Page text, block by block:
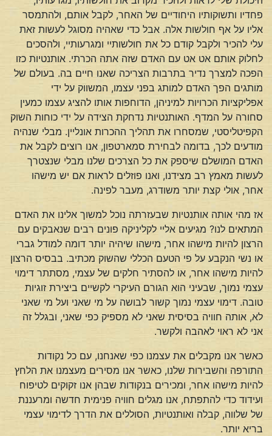
פחדיו ותשוקותיו היחודיים של האחר, לקבל אותם, ולהתמסר
אליו על אף חולשות אלה. אבל כדי שאהיה מסוגל לעשות זאת
עלי להכיר ולקבל קודם כל את חולשותיי ומגרעותיי, ולהסכים
לחלוק אותם אט אט עם האדם שזה אתה הכרתי. אותנטיות כזו
הפכה למצרך נדיר בתרבות הצריכה שאנו חיים בה. בעולם של
מותגים הפך האדם למותג בפני עצמו, המשווק על ידי
אפליקציות הכרויות למיניהן, הדוחפות אותו להציג עצמו כמעין
סחורה על המדף. האותנטיות נדחקת הצידה על ידי כוחות השוק
הקפיטליסטי, שמסחרו את תהליך ההכרות אונליין. מבלי שנהיה
מודעים לכך, בדומה לבחירת סמארטפון, אנו רוצים לקבל את
האדם המושלם שיספק את כל הצרכים שלנו מבלי שנצטרך
לעשות מאמץ רב מצידנו, ואנו פוזלים לראות אם יש מישהו
אחר, אולי קצת יותר משודרג, מעבר לפינה.
אז מהי אותה אותנטיות שבעזרתה נוכל למשוך אלינו את האדם
המתאים לנו? מגיעים אליי לקליניקה פונים רבים שנאבקים עם
הרצון להיות מישהו אחר, מישהו שיהיה יותר דומה למודל גברי
או נשי הנקבע על פי הטעם הכללי שהשוק מכתיב. בבסיס הרצון
להיות מישהו אחר, או להסתיר חלקים של עצמי, מסתתר דימוי
עצמי נמוך, שבעיני הוא הגורם העיקרי לקשיים ביצירת זוגיות
טובה. דימוי עצמי נמוך קשור לבושה על מי שאני ועל מי שאני
לא, אותה חוויה בסיסית שאני לא מספיק כפי שאני, ובגלל זה
אני לא ראוי לאהבה ולקשר.
כאשר אנו מקבלים את עצמנו כפי שאנחנו, עם כל נקודות
התורפה והשבירות שלנו, כאשר אנו מסירים מעצמנו את הלחץ
להיות מישהו אחר, ומכירים בנקודות שבהן אנו זקוקים לטיפוח
ועידוד כדי להתפתח, אנו מגלים חוויה פנימית חדשה ומרעננת
של שלווה, קבלה ואותנטיות, הסוללים את הדרך לדימוי עצמי
בריא יותר.